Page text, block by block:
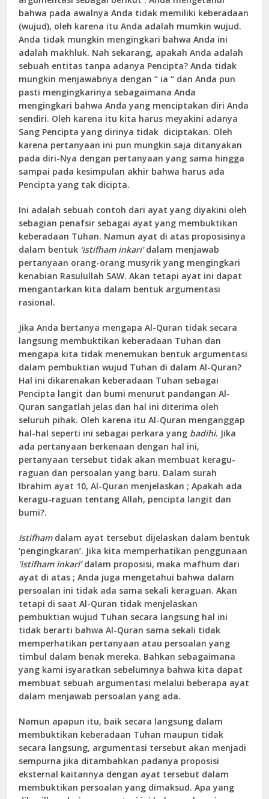
bahwa pada awalnya Anda tidak memiliki keberadaan
(wujud), oleh karena itu Anda adalah mumkin wujud.
Anda tidak mungkin mengingkari bahwa Anda ini
adalah makhluk. Nah sekarang, apakah Anda adalah
sebuah entitas tanpa adanya Pencipta? Anda tidak
mungkin menjawabnya dengan “ ia “ dan Anda pun
pasti mengingkarinya sebagaimana Anda
mengingkari bahwa Anda yang menciptakan diri Anda
sendiri. Oleh karena itu kita harus meyakini adanya
Sang Pencipta yang dirinya tidak diciptakan. Oleh
karena pertanyaan ini pun mungkin saja ditanyakan
pada diri-Nya dengan pertanyaan yang sama hingga
sampai pada kesimpulan akhir bahwa harus ada
Pencipta yang tak dicipta.
Ini adalah sebuah contoh dari ayat yang diyakini oleh
sebagian penafsir sebagai ayat yang membuktikan
keberadaan Tuhan. Namun ayat di atas proposisinya
dalam bentuk ‘istifham inkari’dalam menjawab
pertanyaan orang-orang musyrik yang mengingkari
kenabian Rasulullah SAW. Akan tetapi ayat ini dapat
mengantarkan kita dalam bentuk argumentasi
rasional.
Jika Anda bertanya mengapa Al-Quran tidak secara
langsung membuktikan keberadaan Tuhan dan
mengapa kita tidak menemukan bentuk argumentasi
dalam pembuktian wujud Tuhan di dalam Al-Quran?
Hal ini dikarenakan keberadaan Tuhan sebagai
Pencipta langit dan bumi menurut pandangan Al-
Quran sangatlah jelas dan hal ini diterima oleh
seluruh pihak. Oleh karena itu Al-Quran menganggap
hal-hal seperti ini sebagai perkara yang badihi. Jika
ada pertanyaan berkenaan dengan hal ini,
pertanyaan tersebut tidak akan membuat keragu-
raguan dan persoalan yang baru. Dalam surah
Ibrahim ayat 10, Al-Quran menjelaskan ; Apakah ada
keragu-raguan tentang Allah, pencipta langit dan
bumi?.
Istifhamdalam ayat tersebut dijelaskan dalam bentuk
‘pengingkaran’. Jika kita memperhatikan penggunaan
‘istifham inkari’dalam proposisi, maka mafhum dari
ayat di atas ; Anda juga mengetahui bahwa dalam
persoalan ini tidak ada sama sekali keraguan. Akan
tetapi di saat Al-Quran tidak menjelaskan
pembuktian wujud Tuhan secara langsung hal ini
tidak berarti bahwa Al-Quran sama sekali tidak
memperhatikan pertanyaan atau persoalan yang
timbul dalam benak mereka. Bahkan sebagaimana
yang kami isyaratkan sebelumnya bahwa kita dapat
membuat sebuah argumentasi melalui beberapa ayat
dalam menjawab persoalan yang ada.
Namun apapun itu, baik secara langsung dalam
membuktikan keberadaan Tuhan maupun tidak
secara langsung, argumentasi tersebut akan menjadi
sempurna jika ditambahkan padanya proposisi
eksternal kaitannya dengan ayat tersebut dalam
membuktikan persoalan yang dimaksud. Apa yang